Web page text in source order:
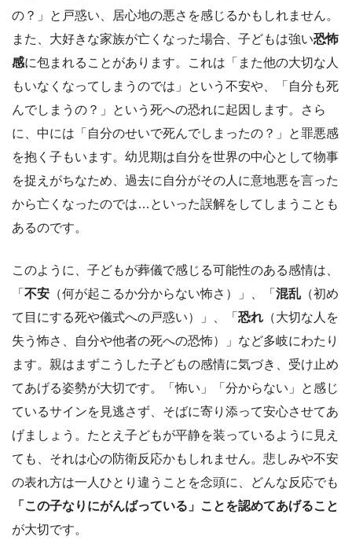
の？」と戸惑い、居心地の悪さを感じるかもしれません。
また、大好きな家族が亡くなった場合、子どもは強い恐怖
感に包まれることがあります。これは「また他の大切な人
もいなくなってしまうのでは」という不安や、「自分も死
んでしまうの？」という死への恐れに起因します。さら
に、中には「自分のせいで死んでしまったの？」と罪悪感
を抱く子もいます。幼児期は自分を世界の中心として物事
を捉えがちなため、過去に自分がその人に意地悪を言った
から亡くなったのでは…といった誤解をしてしまうことも
あるのです。
このように、子どもが葬儀で感じる可能性のある感情は、
「 不安 （何が起こるか分からない怖さ）」、「 混乱 （初め
て目にする死や儀式への戸惑い）」、「 恐れ （大切な人を
失う怖さ、自分や他者の死への恐怖）」など多岐にわたり
ます。親はまずこうした子どもの感情に気づき、受け止め
てあげる姿勢が大切です。「怖い」「分からない」と感じ
ているサインを見逃さず、そばに寄り添って安心させてあ
げましょう。たとえ子どもが平静を装っているように見え
ても、それは心の防衛反応かもしれません。悲しみや不安
の表れ方は一人ひとり違うことを念頭に、どんな反応でも
「この子なりにがんばっている」ことを認めてあげること
が大切です。